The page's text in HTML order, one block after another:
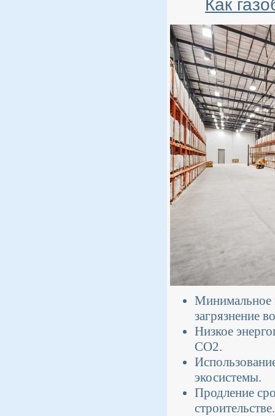
Как
Минимальное
загрязнение
Низкое
CO2.
экосистемы.
Продление
строительстве.